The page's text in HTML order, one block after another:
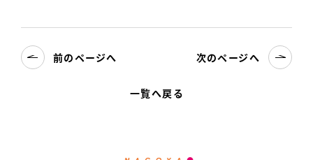
一覧へ戻る
前のページへ 次のページへ